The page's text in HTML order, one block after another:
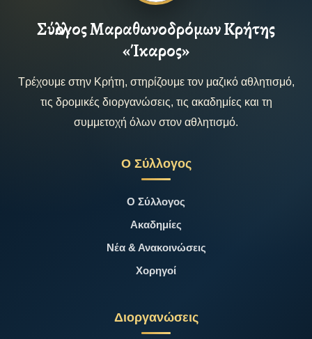
Σύλλογος Μαραθωνοδρόμων Κρήτης
«Ίκαρος»
Τρέχουμε στην Κρήτη, στηρίζουμε τον μαζικό αθλητισμό,
τις δρομικές διοργανώσεις, τις ακαδημίες και τη
συμμετοχή όλων στον αθλητισμό.
Ο Σύλλογος
Ο Σύλλογος
Ακαδημίες
Νέα & Ανακοινώσεις
Χορηγοί
Διοργανώσεις